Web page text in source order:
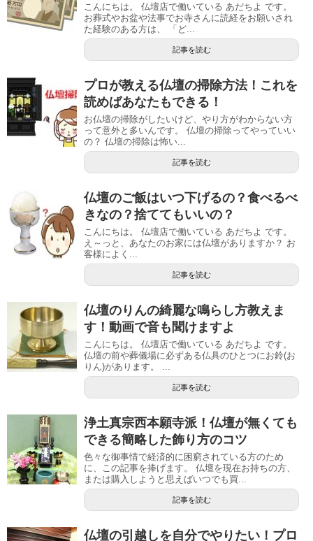
こんにちは。 仏壇店で働いている あだちよ です。
お葬式やお盆や法事でお寺さんに読経をお願いされ
た経験のある方は、 「ど...
記事を読む
プロが教える仏壇の掃除方法！これを
読めばあなたもできる！
お仏壇の掃除がしたいけど、やり方がわからない方
って意外と多いんです。 仏壇の掃除ってやっていい
の？ 仏壇の掃除は怖い...
記事を読む
仏壇のご飯はいつ下げるの？食べるべ
きなの？捨ててもいいの？
こんにちは。 仏壇店で働いている あだちよ です。
え～っと、あなたのお家には仏壇がありますか？ お
客様によく...
記事を読む
仏壇のりんの綺麗な鳴らし方教えま
す！動画で音も聞けますよ
こんにちは。 仏壇店で働いている あだちよ です。
仏壇の前や葬儀場に必ずある仏具のひとつにお鈴(お
りん)があります。 ...
記事を読む
浄土真宗西本願寺派！仏壇が無くても
できる簡略した飾り方のコツ
色々な御事情で経済的に困窮されている方のため
に、この記事を捧げます。 仏壇を現在お持ちの方、
または購入しようと思えばいつでも買...
記事を読む
仏壇の引越しを自分でやりたい！プロ